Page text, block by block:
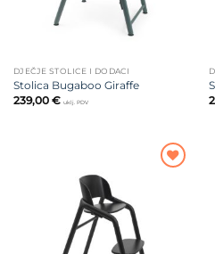
DJEČJE STOLICE I DODACI
Stolica Bugaboo Giraffe
239,00 € uklj. PDV